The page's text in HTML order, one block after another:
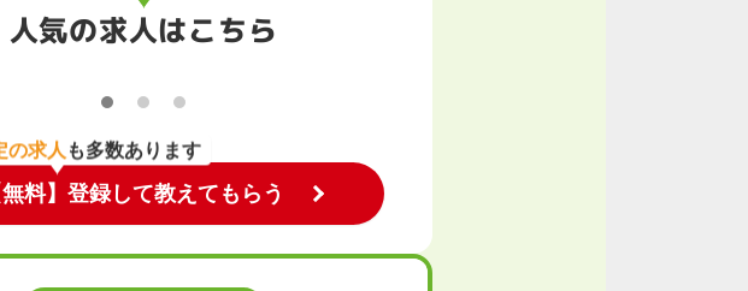
人気の求人はこちら
の求人も多数あります
無料】登録して教えてもらう